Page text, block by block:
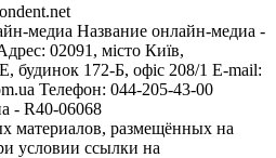
медиа Название онлайн-медиа -
02091, місто Київ,
172-Б, офіс 208/1 E-mail:
Телефон: 044-205-43-00
- R40-06068
материалов, размещённых на
условии ссылки на